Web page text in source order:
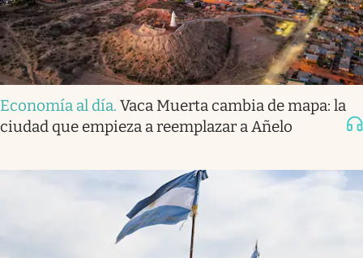
Economía al día. Vaca Muerta cambia de mapa: la
ciudad que empieza a reemplazar a Añelo